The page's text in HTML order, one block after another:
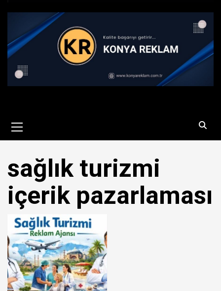
Menu
sağlık turizmi
içerik pazarlaması